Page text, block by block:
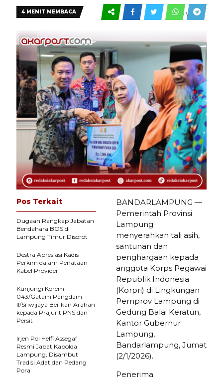
0 0 VIEW
4 MENIT MEMBACA
BANDARLAMPUNG —
Pemerintah Provinsi
Lampung
menyerahkan tali asih,
santunan dan
penghargaan kepada
anggota Korps Pegawai
Republik Indonesia
(Korpri) di Lingkungan
Pemprov Lampung di
Gedung Balai Keratun,
Kantor Gubernur
Lampung,
Bandarlampung, Jumat
(2/1/2026).
Penerima
Pos Terkait
Dugaan Rangkap Jabatan
Bendahara BOS di
Lampung Timur Disorot
Destra Apresiasi Kadis
Perkim dalam Penataan
Kabel Provider
Kunjungi Korem
043/Gatam Pangdam
II/Sriwijaya Berikan Arahan
kepada Prajurit PNS dan
Persit
Irjen Pol Helfi Assegaf
Resmi Jabat Kapolda
Lampung, Disambut
Tradisi Adat dan Pedang
Pora